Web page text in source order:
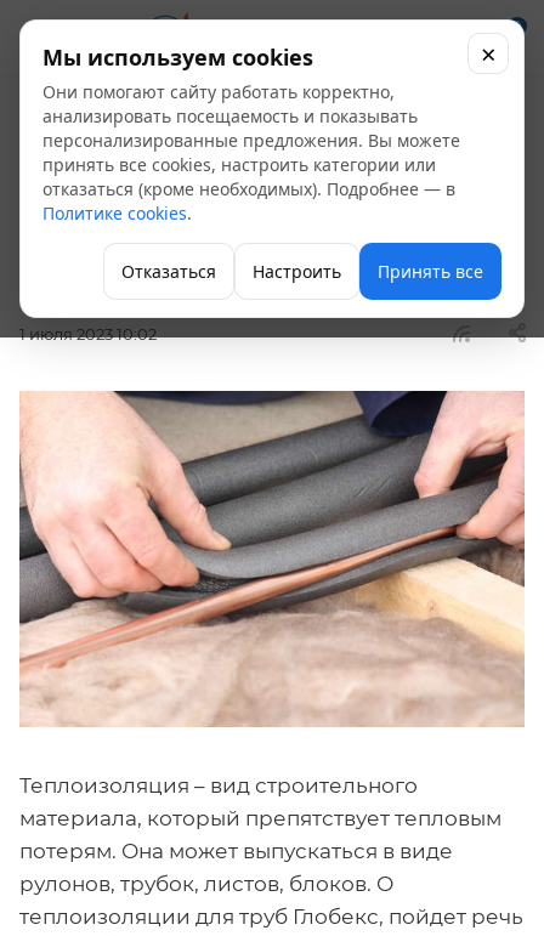
0
Обзор новинки:
теплоизоляция для
труб ТМ Глобекс
—
Обзор новинки: теплоизоляция для труб ТМ Глобекс
1 июля 2023 10:02
Теплоизоляция – вид строительного
материала, который препятствует тепловым
потерям. Она может выпускаться в виде
рулонов, трубок, листов, блоков. О
теплоизоляции для труб Глобекс, пойдет речь
Мы используем cookies
Они помогают сайту работать корректно,
анализировать посещаемость и показывать
персонализированные предложения. Вы можете
принять все cookies, настроить категории или
отказаться (кроме необходимых). Подробнее — в
Политике cookies.
Отказаться Настроить Принять все
×